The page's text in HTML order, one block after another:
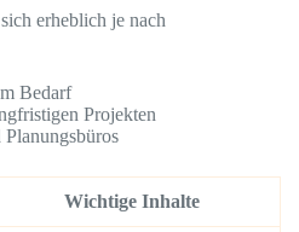
erheblich je nach
Bedarf
Projekten
Wichtige Inhalte